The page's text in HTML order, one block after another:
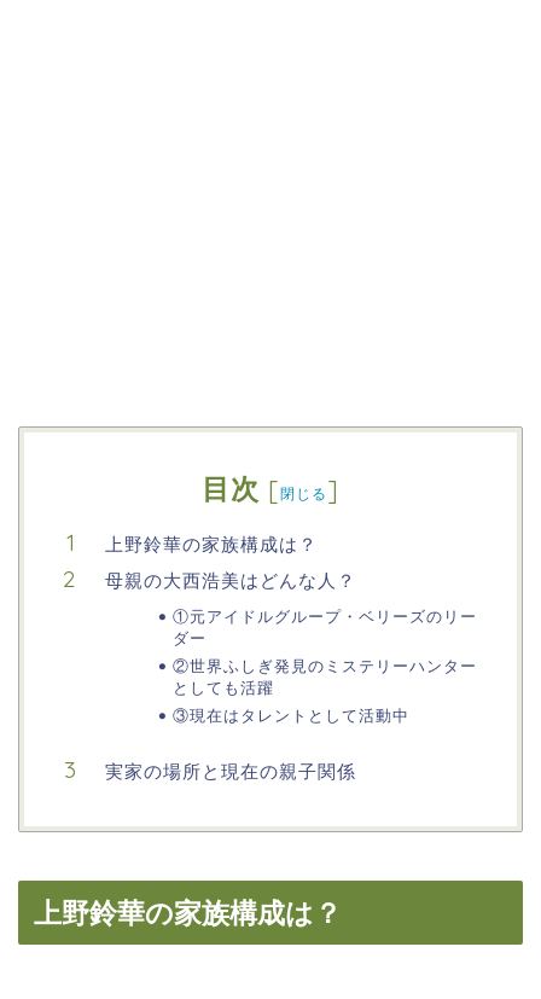
目次 [閉じる ]
上野鈴華の家族構成は？
母親の大西浩美はどんな人？
①元アイドルグループ・ベリーズのリー
ダー
②世界ふしぎ発見のミステリーハンター
としても活躍
③現在はタレントとして活動中
実家の場所と現在の親子関係
上野鈴華の家族構成は？